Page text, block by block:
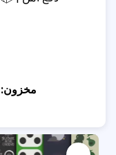
مخزون: